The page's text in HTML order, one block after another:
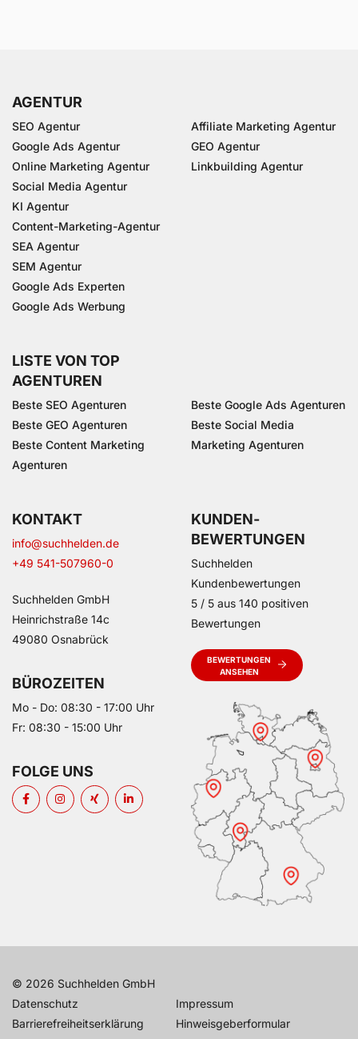
AGENTUR
SEO Agentur
Google Ads Agentur
Online Marketing Agentur
Social Media Agentur
KI Agentur
Content-Marketing-Agentur
SEA Agentur
SEM Agentur
Google Ads Experten
Google Ads Werbung
Affiliate Marketing Agentur
GEO Agentur
Linkbuilding Agentur
LISTE VON TOP
AGENTUREN
Beste SEO Agenturen
Beste GEO Agenturen
Beste Content Marketing
Agenturen
Beste Google Ads Agenturen
Beste Social Media
Marketing Agenturen
KONTAKT
info@suchhelden.de
+49 541-507960-0
Suchhelden GmbH
Heinrichstraße 14c
49080 Osnabrück
BÜROZEITEN
Mo - Do: 08:30 - 17:00 Uhr
Fr: 08:30 - 15:00 Uhr
FOLGE UNS
KUNDEN­
BEWERTUNGEN
Suchhelden
Kundenbewertungen
5 / 5 aus 140 positiven
Bewertungen
BEWERTUNGEN
ANSEHEN
© 2026 Suchhelden GmbH
Datenschutz
Impressum
Barrierefreiheitserklärung
Hinweisgeberformular